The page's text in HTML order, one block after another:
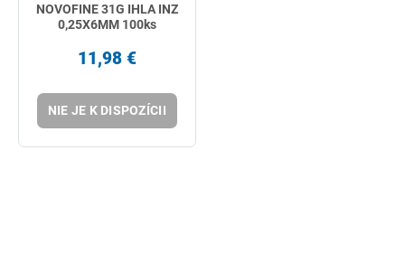
NOVOFINE 31G IHLA INZ
0,25X6MM 100ks
11,98 €
NIE JE K DISPOZÍCII